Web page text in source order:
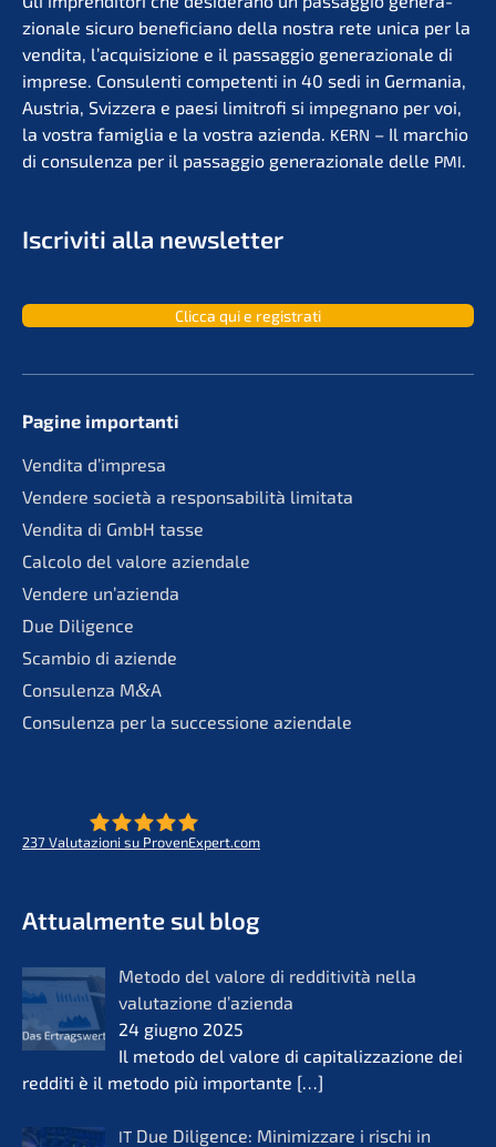
zio­na­le sicuro benefi­ci­a­no della nostra rete unica per la
vendita, l’acqui­si­zio­ne e il passag­gio genera­zio­na­le di
impre­se. Consu­len­ti compe­ten­ti in 40 sedi in Germa­nia,
Austria, Svizzera e paesi limit­ro­fi si impegna­no per voi,
la vostra famiglia e la vostra azien­da. KERN – Il marchio
di consu­len­za per il passag­gio genera­zio­na­le delle PMI.
Iscri­vi­ti alla newsletter
Clicca qui e registrati
Pagine importan­ti
Vendita d’impre­sa
Vende­re socie­tà a responsa­bi­li­tà limitata
Vendita di GmbH tasse
Calco­lo del valore aziendale
Vende­re un’azienda
Due Diligence
Scambio di aziende
Consu­len­za M&A
Consu­len­za per la succes­sio­ne aziendale
237 Valuta­zio­ni su ProvenExpert.com
Attual­men­te sul blog
Metodo del valore di reddi­ti­vi­tà nella
valuta­zio­ne d’azi­en­da
24 giugno 2025
Il metodo del valore di capita­liz­za­zio­ne dei
reddi­ti è il metodo più importan­te […]
IT Due Diligence: Minimiz­za­re i rischi in